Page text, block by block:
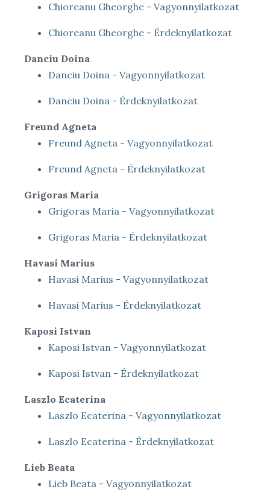
Chioreanu Gheorghe - Vagyonnyilatkozat
Chioreanu Gheorghe - Érdeknyilatkozat
Danciu Doina
Danciu Doina - Vagyonnyilatkozat
Danciu Doina - Érdeknyilatkozat
Freund Agneta
Freund Agneta - Vagyonnyilatkozat
Freund Agneta - Érdeknyilatkozat
Grigoras Maria
Grigoras Maria - Vagyonnyilatkozat
Grigoras Maria - Érdeknyilatkozat
Havasi Marius
Havasi Marius - Vagyonnyilatkozat
Havasi Marius - Érdeknyilatkozat
Kaposi Istvan
Kaposi Istvan - Vagyonnyilatkozat
Kaposi Istvan - Érdeknyilatkozat
Laszlo Ecaterina
Laszlo Ecaterina - Vagyonnyilatkozat
Laszlo Ecaterina - Érdeknyilatkozat
Lieb Beata
Lieb Beata - Vagyonnyilatkozat